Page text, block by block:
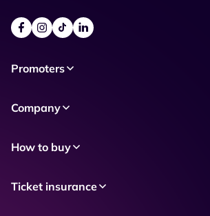
Promoters
Company
How to buy
Ticket insurance